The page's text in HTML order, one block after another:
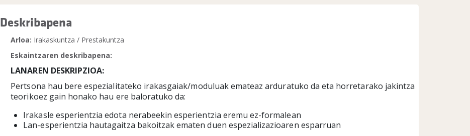
Deskribapena
Arloa: Irakaskuntza / Prestakuntza
Eskaintzaren deskribapena:
LANAREN DESKRIPZIOA:
Pertsona hau bere espezialitateko irakasgaiak/moduluak emateaz arduratuko da eta horretarako jakintza
teorikoez gain honako hau ere baloratuko da:
Irakasle esperientzia edota nerabeekin esperientzia eremu ez-formalean
Lan-esperientzia hautagaitza bakoitzak ematen duen espezializazioaren esparruan